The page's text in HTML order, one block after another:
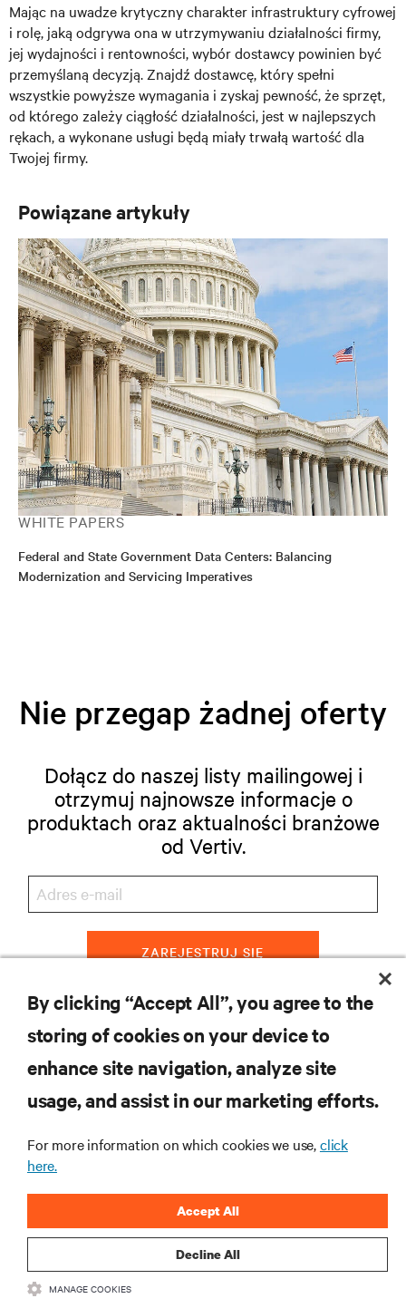
Mając na uwadze krytyczny charakter infrastruktury cyfrowej
i rolę, jaką odgrywa ona w utrzymywaniu działalności firmy,
jej wydajności i rentowności, wybór dostawcy powinien być
przemyślaną decyzją. Znajdź dostawcę, który spełni
wszystkie powyższe wymagania i zyskaj pewność, że sprzęt,
od którego zależy ciągłość działalności, jest w najlepszych
rękach, a wykonane usługi będą miały trwałą wartość dla
Twojej firmy.
Powiązane artykuły
WHITE PAPERS
Federal and State Government Data Centers: Balancing
Modernization and Servicing Imperatives
Nie przegap żadnej oferty
Dołącz do naszej listy mailingowej i
otrzymuj najnowsze informacje o
produktach oraz aktualności branżowe
od Vertiv.
ZAREJESTRUJ SIĘ
WSPARCIE
O NAS
DOŁĄCZ DO NAS
By clicking “Accept All”, you agree to the
storing of cookies on your device to
enhance site navigation, analyze site
usage, and assist in our marketing efforts.
For more information on which cookies we use,click
here.
Decline All
Accept All
MANAGE COOKIES